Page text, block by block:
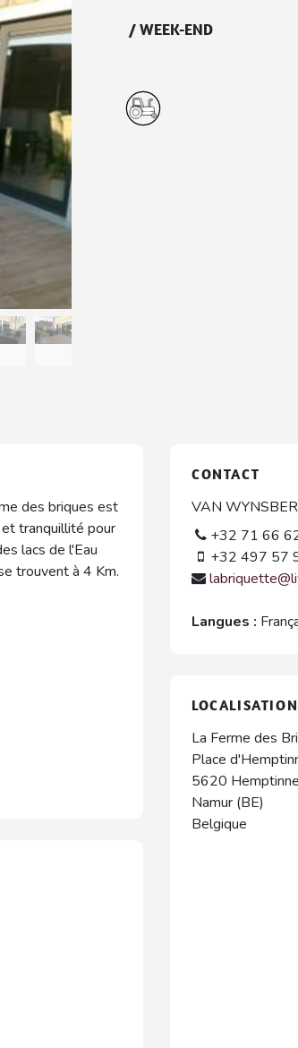
/WEEK-END
des briques est
tranquillité pour
lacs de l'Eau
trouvent à 4 Km.
CONTACT
VAN
+32 71 66
+32 497 57
Langues :
LOCALISATION
La Ferme des
Place
5620
Namur (BE)
Belgique